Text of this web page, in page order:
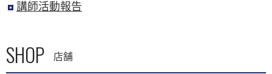
講師活動報告
SHOP 店舗